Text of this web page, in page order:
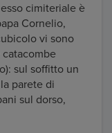
cimiteriale è
Cornelio,
vi sono
sul soffitto un
parete di
sul dorso,